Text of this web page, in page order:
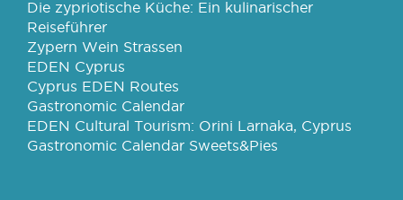
Die zypriotische Küche: Ein kulinarischer
Reiseführer
Zypern Wein Strassen
EDEN Cyprus
Cyprus EDEN Routes
Gastronomic Calendar
EDEN Cultural Tourism: Orini Larnaka, Cyprus
Gastronomic Calendar Sweets&Pies